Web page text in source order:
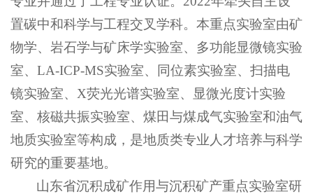
置碳中和科学与工程交叉学科。本重点实验室由矿
物学、岩石学与矿床学实验室、多功能显微镜实验
室、LA-ICP-MS实验室、同位素实验室、扫描电
镜实验室、X荧光光谱实验室、显微光度计实验
室、核磁共振实验室、煤田与煤成气实验室和油气
地质实验室等构成，是地质类专业人才培养与科学
研究的重要基地。
山东省沉积成矿作用与沉积矿产重点实验室研